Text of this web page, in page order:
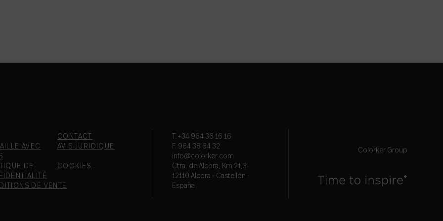
CONTACT
AVEC
AVIS JURIDIQUE
DE
COOKIES
DE VENTE
T.+34 964 36 16 16
F. 964 38 64 32
info@colorker.com
Ctra. de Alcora, Km 21,3
12110 Alcora - Castellón -
España
Colorker Group